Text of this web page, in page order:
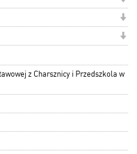
z Charsznicy i Przedszkola w